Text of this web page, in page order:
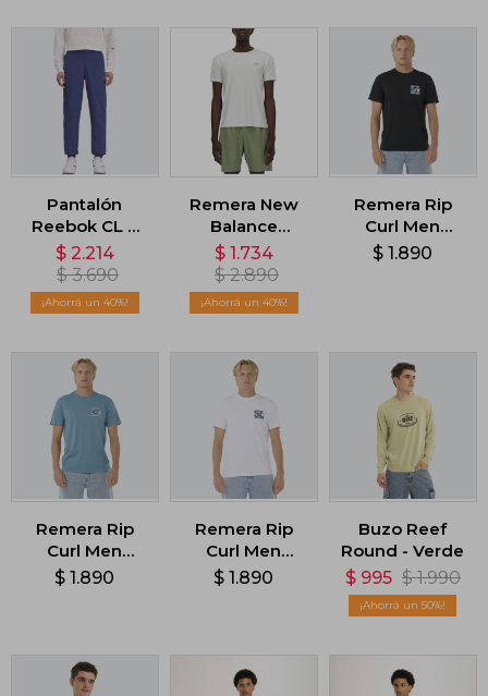
Pantalón
Reebok CL F
FR Trackpant -
Azul
$ 2.214
$ 3.690
40
Remera New
Balance
Athletics -
Blanco
$ 1.734
$ 2.890
40
Remera Rip
Curl Men
Hazed &
$ 1.890
Remera Rip
Curl Men
Hazed &
$ 1.890
Remera Rip
Curl Men
Hazed &
$ 1.890
Buzo Reef
Round - Verde
$ 995 $ 1.990
50